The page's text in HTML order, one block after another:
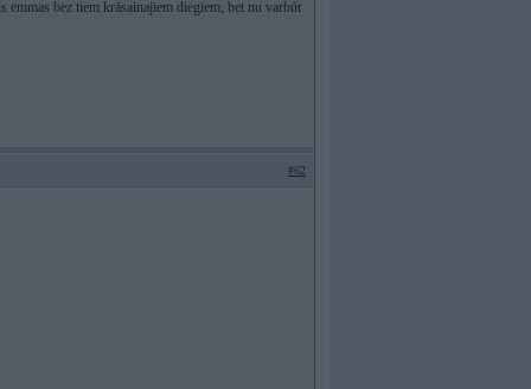
bez tiem krāsainajiem diegiem, bet nu varbūt
#62